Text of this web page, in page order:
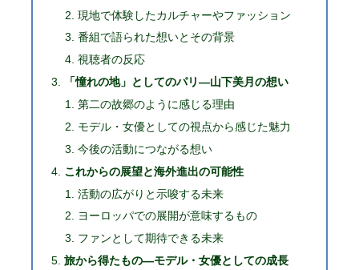
現地で体験したカルチャーやファッション
番組で語られた想いとその背景
視聴者の反応
「憧れの地」としてのパリ—山下美月の想い
第二の故郷のように感じる理由
モデル・女優としての視点から感じた魅力
今後の活動につながる想い
これからの展望と海外進出の可能性
活動の広がりと示唆する未来
ヨーロッパでの展開が意味するもの
ファンとして期待できる未来
旅から得たもの—モデル・女優としての成長